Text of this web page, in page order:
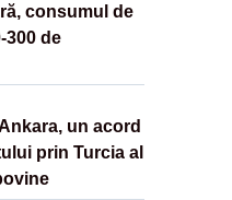
consumul de
300 de
un acord
prin Turcia al